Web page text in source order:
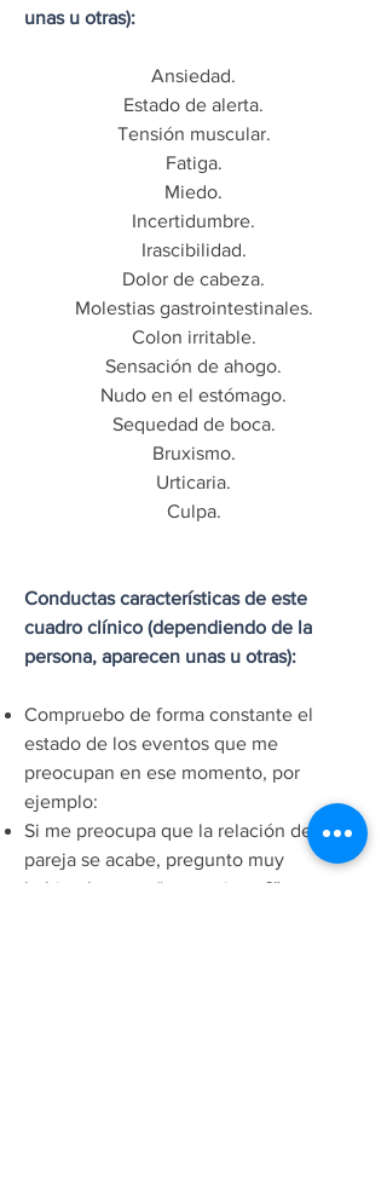
unas u otras):
Ansiedad.
Estado de alerta.
Tensión muscular.
Fatiga.
Miedo.
Incertidumbre.
Irascibilidad.
Dolor de cabeza.
Molestias gastrointestinales.
Colon irritable.
Sensación de ahogo.
Nudo en el estómago.
Sequedad de boca.
Bruxismo.
Urticaria.
Culpa.
Conductas características de este
cuadro clínico (dependiendo de la
persona, aparecen unas u otras):
Compruebo de forma constante el
estado de los eventos que me
preocupan en ese momento, por
ejemplo:
Si me preocupa que la relación de
pareja se acabe, pregunto muy
habitualmente: “¿me quieres?”.